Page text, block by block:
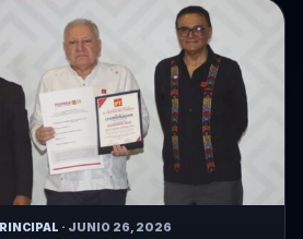
· JUNIO 26, 2026